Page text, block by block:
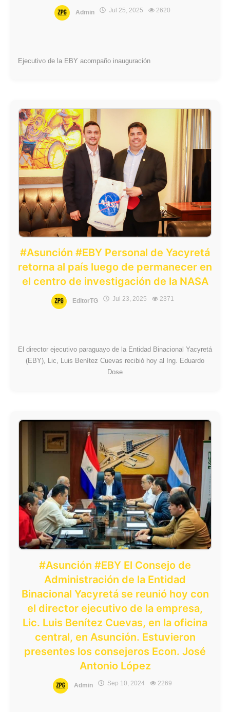
Admin Jul 25, 2025 2620
Ejecutivo de la EBY acompaño inauguración
#Asunción #EBY Personal de Yacyretá
retorna al país luego de permanecer en
el centro de investigación de la NASA
EditorTG Jul 23, 2025 2371
El director ejecutivo paraguayo de la Entidad Binacional Yacyretá
(EBY), Lic, Luis Benítez Cuevas recibió hoy al Ing. Eduardo
Dose
#Asunción #EBY El Consejo de
Administración de la Entidad
Binacional Yacyretá se reunió hoy con
el director ejecutivo de la empresa,
Lic. Luis Benítez Cuevas, en la oficina
central, en Asunción. Estuvieron
presentes los consejeros Econ. José
Antonio López
Admin Sep 10, 2024 2269